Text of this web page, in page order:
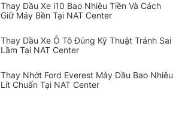
Thay Dầu Xe i10 Bao Nhiêu Tiền Và Cách
Giữ Máy Bền Tại NAT Center
Thay Dầu Xe Ô Tô Đúng Kỹ Thuật Tránh Sai
Lầm Tại NAT Center
Thay Nhớt Ford Everest Máy Dầu Bao Nhiêu
Lít Chuẩn Tại NAT Center